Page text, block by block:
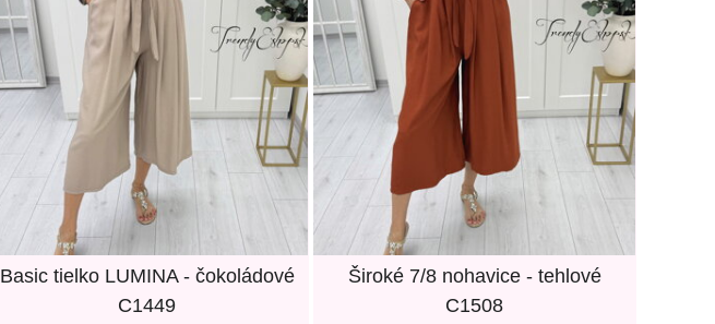
Basic tielko LUMINA - čokoládové
C1449
Široké 7/8 nohavice - tehlové
C1508